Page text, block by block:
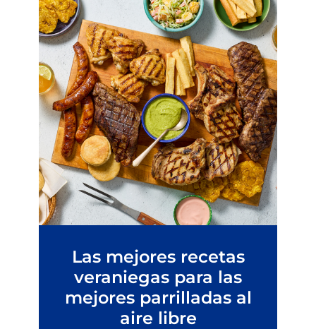
Las mejores recetas
veraniegas para las
mejores parrilladas al
aire libre